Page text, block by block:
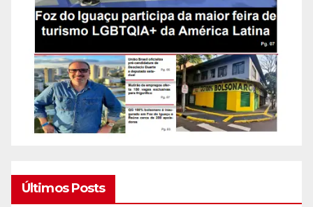
Últimos Posts